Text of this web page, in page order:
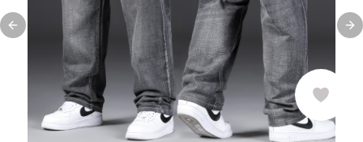
Previous slide